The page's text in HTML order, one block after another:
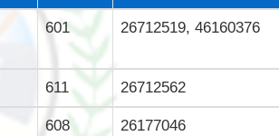
601 26712519, 46160376
611 26712562
608 26177046